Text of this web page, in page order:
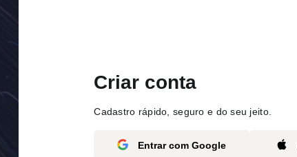
Criar conta
Cadastro rápido, seguro e do seu jeito.
Entrar com Google